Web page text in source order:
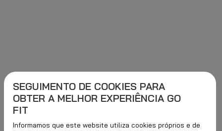
SEGUIMENTO DE COOKIES PARA
OBTER A MELHOR EXPERIÊNCIA GO
FIT
Informamos que este website utiliza cookies próprios e de